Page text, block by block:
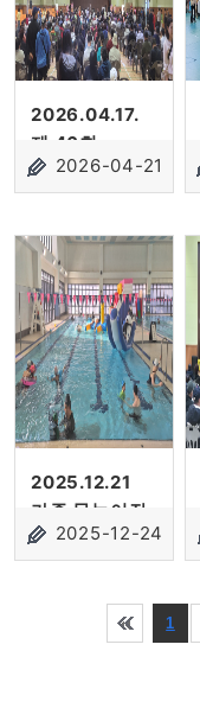
2026.04.17.
제 46회
장애인의 날 ..
2026-04-21
2025.12.21
가족 물놀이장
2025-12-24
1